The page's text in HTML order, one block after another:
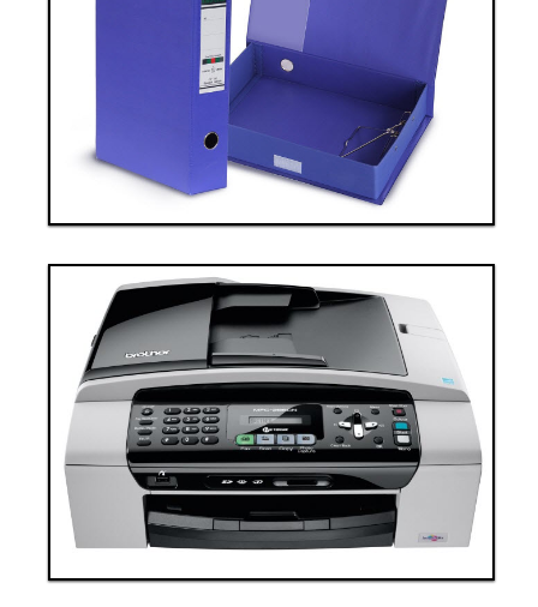
Thiết bị văn phòng 8
Giá: 60,000,000 VND
Đặt hàng
Thanh toán ngay
Thiết bị văn phòng 9
Giá: 60,000,000 VND
Xem chi tiết
Đặt hàng
Thanh toán ngay